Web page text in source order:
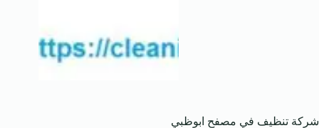
شركة تنظيف في مصفح ابوظبي